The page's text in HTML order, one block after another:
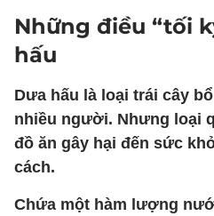
Những điều “tối
hấu
Dưa hấu là loại trái cây
nhiều người. Nhưng loại
đồ ăn gây hại đến sức
cách.
Chứa một hàm lượng